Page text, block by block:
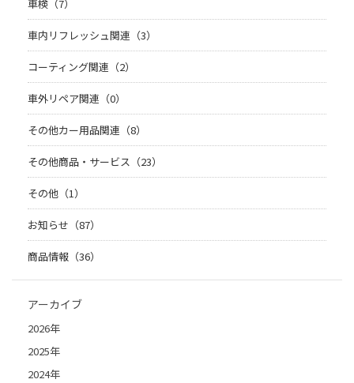
車検（7）
車内リフレッシュ関連（3）
コーティング関連（2）
車外リペア関連（0）
その他カー用品関連（8）
その他商品・サービス（23）
その他（1）
お知らせ（87）
商品情報（36）
アーカイブ
2026年
2025年
2024年